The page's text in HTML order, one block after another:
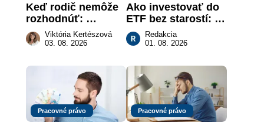
Keď rodič nemôže
rozhodnúť:
nahradenie prejavu
vôle súdom v
Viktória Kertészová
03. 08. 2026
Ako investovať do
ETF bez starostí:
Investičné plány,
ktoré urobia prácu
Redakcia
01. 08. 2026
Pracovné právo Pracovné právo